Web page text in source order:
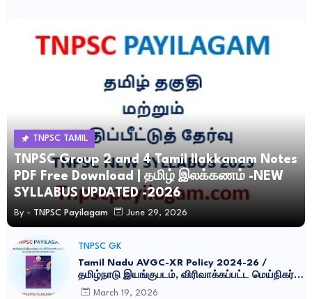
TNPSC TAMIL
TNPSC Group 2 and 4 Tamil Ilakkanam Notes
PDF Free Download | தமிழ் இலக்கணம் -NEW
SYLLABUS UPDATED -2026
By - TNPSC Payilagam June 29, 2026
TNPSC GK
Tamil Nadu AVGC-XR Policy 2024-26 /
தமிழ்நாடு இயங்குபடம், விரிவாக்கப்பட்ட மெய்நிகர்
கொள்கை 2026
March 19, 2026